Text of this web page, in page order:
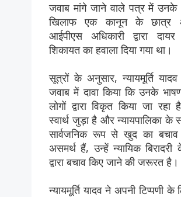
जवाब मांगे जाने वाले पत्र में
खिलाफ एक कानून के छात्र
आईपीएस अधिकारी द्वारा
शिकायत का हवाला दिया गया था।
सूत्रों के अनुसार, न्यायमूर्ति
जवाब में दावा किया कि उनके
लोगों द्वारा विकृत किया जा रहा
स्वार्थ जुड़ा है और न्यायपालिका के
सार्वजनिक रूप से खुद का
असमर्थ हैं, उन्हें न्यायिक बिरादरी
द्वारा बचाव किए जाने की जरूरत है।
न्यायमूर्ति यादव ने अपनी टिप्पणी के